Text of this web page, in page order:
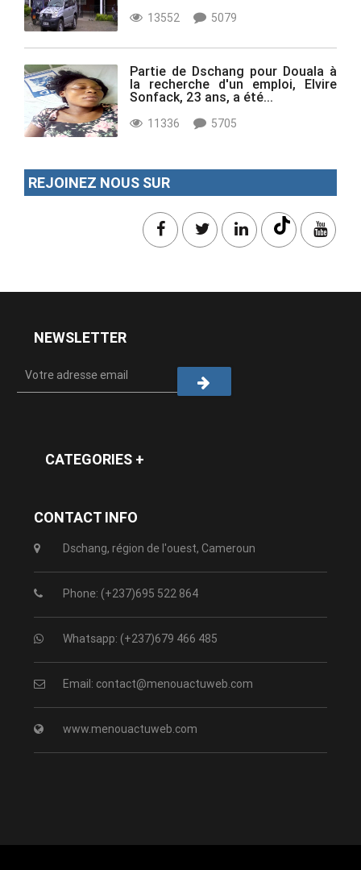
13552 5079
Partie de Dschang pour Douala à
la recherche d'un emploi, Elvire
Sonfack, 23 ans, a été...
11336 5705
REJOINEZ NOUS SUR
NEWSLETTER
CATEGORIES +
CONTACT INFO
Dschang, région de l'ouest, Cameroun
Phone: (+237)695 522 864
Whatsapp: (+237)679 466 485
Email: contact@menouactuweb.com
www.menouactuweb.com